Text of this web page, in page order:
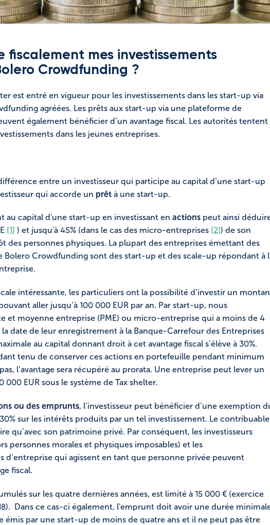
fiscalement mes investissements
Crowdfunding ?
est entré en vigueur pour les investissements dans les start-up via
agréées. Les prêts aux start-up via une plateforme de
également bénéficier d’un avantage fiscal. Les autorités tentent
dans les jeunes entreprises.
entre un investisseur qui participe au capital d’une start-up
qui accorde un prêt à une start-up.
au capital d'une start-up en investissant en actions peut ainsi
[1] ) et jusqu'à 45% (dans le cas des micro-entreprises [2]) de son
des personnes physiques. La plupart des entreprises émettant des
Bolero Crowdfunding sont des start-up et des scale-up répondant à
intéressante, les particuliers ont la possibilité d’investir un
aller jusqu’à 100 000 EUR par an. Par start-up, nous
et moyenne entreprise (PME) ou micro-entreprise qui a moins de 4
date de leur enregistrement à la Banque-Carrefour des Entreprises
au capital donnant droit à cet avantage fiscal s’élève à 30%.
tenu de conserver ces actions en portefeuille pendant minimum
l’avantage sera récupéré au prorata. Une entreprise peut lever un
EUR sous le système de Tax shelter.
ou des emprunts, l’investisseur peut bénéficier d’une exemption
sur les intérêts produits par un tel investissement. Le contribuable
qu’avec son patrimoine privé. Par conséquent, les investisseurs
personnes morales et physiques imposables) et les
d’entreprise qui agissent en tant que personne privée peuvent
fiscal.
sur les quatre dernières années, est limité à 15 000 € (exercice
Dans ce cas-ci également, l'emprunt doit avoir une durée
émis par une start-up de moins de quatre ans et il ne peut pas être